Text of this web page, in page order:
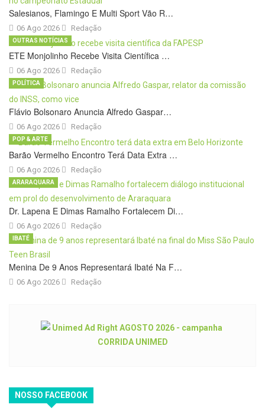
Salesianos, Flamingo E Multi Sport Vão R…
06 Ago 2026 Redação
ETE Monjolinho Recebe Visita Científica …
06 Ago 2026
OUTRAS NOTÍCIAS
Redação
Flávio Bolsonaro Anuncia Alfredo Gaspar…
06 Ago 2026
POLÍTICA
Redação
Barão Vermelho Encontro Terá Data Extra …
06 Ago 2026
POP & ARTE
Redação
Dr. Lapena E Dimas Ramalho Fortalecem Di…
06 Ago 2026
ARARAQUARA
Redação
Menina De 9 Anos Representará Ibaté Na F…
06 Ago 2026
IBATÉ
Redação
NOSSO FACEBOOK